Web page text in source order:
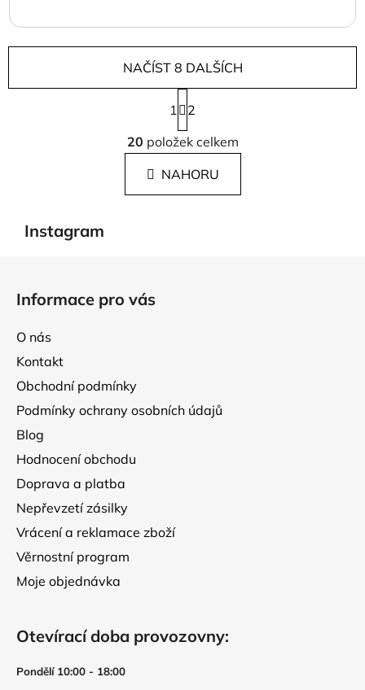
O
v
á
d
i
NAČÍST 8 DALŠÍCH
S
t
r
á
n
k
1
2
20 položek celkem
NAHORU
Instagram
Informace pro vás
O nás
Kontakt
Obchodní podmínky
Podmínky ochrany osobních údajů
Blog
Hodnocení obchodu
Doprava a platba
Nepřevzetí zásilky
Vrácení a reklamace zboží
Věrnostní program
Moje objednávka
Otevírací doba provozovny:
Pondělí 10:00 - 18:00